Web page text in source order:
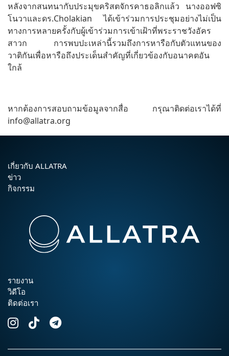
หลังจากสนทนากับประมุขคริสตจักรคาธอลิกแล้ว นางออฟซิ
โนวาและดร.Cholakian ได้เข้าร่วมการประชุมอย่างไม่เป็น
ทางการหลายครั้งกับผู้เข้าร่วมการเข้าเฝ้าที่พระราชวังอัคร
สาวก การพบปะเหล่านี้รวมถึงการหารือกับตัวแทนของ
วาติกันเพื่อหารือถึงประเด็นสำคัญที่เกี่ยวข้องกับอนาคตอัน
ใกล้
หากต้องการสอบถามข้อมูลจากสื่อ กรุณาติดต่อเราได้ที่
info@allatra.org
เกี่ยวกับ ALLATRA
ข่าว
กิจกรรม
รายงาน
วิดีโอ
ติดต่อเรา